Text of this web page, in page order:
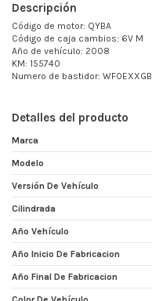
Descripción
Código de motor: QYBA
Código de caja cambios: 6V M
Año de vehículo: 2008
KM: 155740
Numero de bastidor:
Detalles del producto
Marca
Modelo
Versión De Vehículo
Cilindrada
Año Vehículo
Año Inicio De Fabricacion
Año Final De Fabricacion